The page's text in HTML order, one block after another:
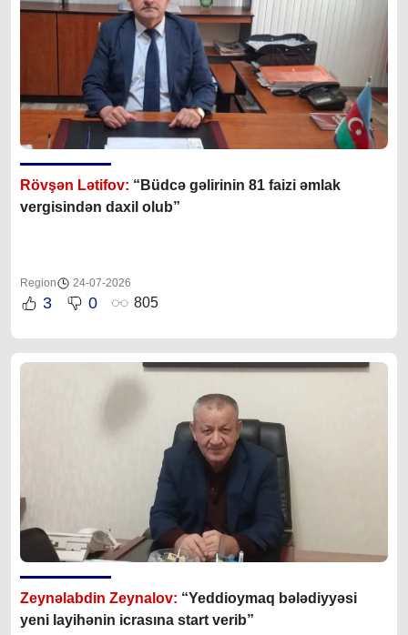
Rövşən Lətifov: “Büdcə gəlirinin 81 faizi əmlak
vergisindən daxil olub”
Region 24-07-2026
3 0 805
Zeynəlabdin Zeynalov: “Yeddioymaq bələdiyyəsi
yeni layihənin icrasına start verib”